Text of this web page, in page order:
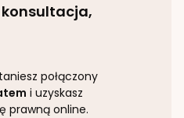
połączony
i uzyskasz
prawną online.